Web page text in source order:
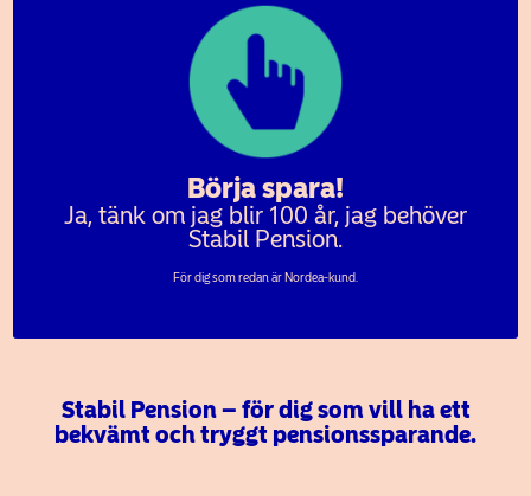
Börja spara!
Ja, tänk om jag blir 100 år, jag behöver
Stabil Pension.
För dig som redan är Nordea-kund.
Stabil Pension – för dig som vill ha ett
bekvämt och tryggt pensionssparande.